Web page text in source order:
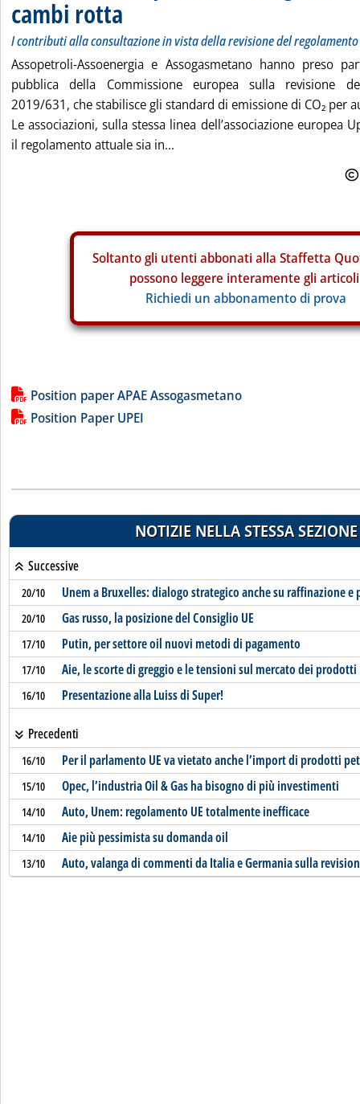
cambi rotta
I contributi alla consultazione in vista della revisione del regolamento
Assopetroli-Assoenergia e Assogasmetano hanno preso
pubblica della Commissione europea sulla revisione
2019/631, che stabilisce gli standard di emissione di CO₂ per
Le associazioni, sulla stessa linea dell’associazione europea
il regolamento attuale sia in...
Soltanto gli utenti abbonati alla Staffetta
possono leggere interamente gli
Richiedi un abbonamento di prova
Lista allegati PDF alla notizia
Position paper APAE Assogasmetano
Position Paper UPEI
NOTIZIE NELLA STESSA SEZIONE
Successive
20/10 Unem a Bruxelles: dialogo strategico anche su raffinazione
20/10 Gas russo, la posizione del Consiglio UE
17/10 Putin, per settore oil nuovi metodi di pagamento
17/10 Aie, le scorte di greggio e le tensioni sul mercato dei prodotti
16/10 Presentazione alla Luiss di Super!
Precedenti
16/10 Per il parlamento UE va vietato anche l’import di prodotti
15/10 Opec, l’industria Oil & Gas ha bisogno di più investimenti
14/10 Auto, Unem: regolamento UE totalmente inefficace
14/10 Aie più pessimista su domanda oil
13/10 Auto, valanga di commenti da Italia e Germania sulla